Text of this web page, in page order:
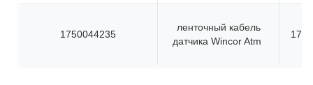
1750044235
ленточный кабель
датчика Wincor Atm